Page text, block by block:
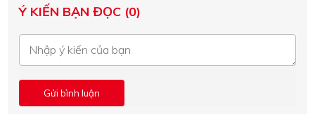
Ý KIẾN BẠN ĐỌC (0)